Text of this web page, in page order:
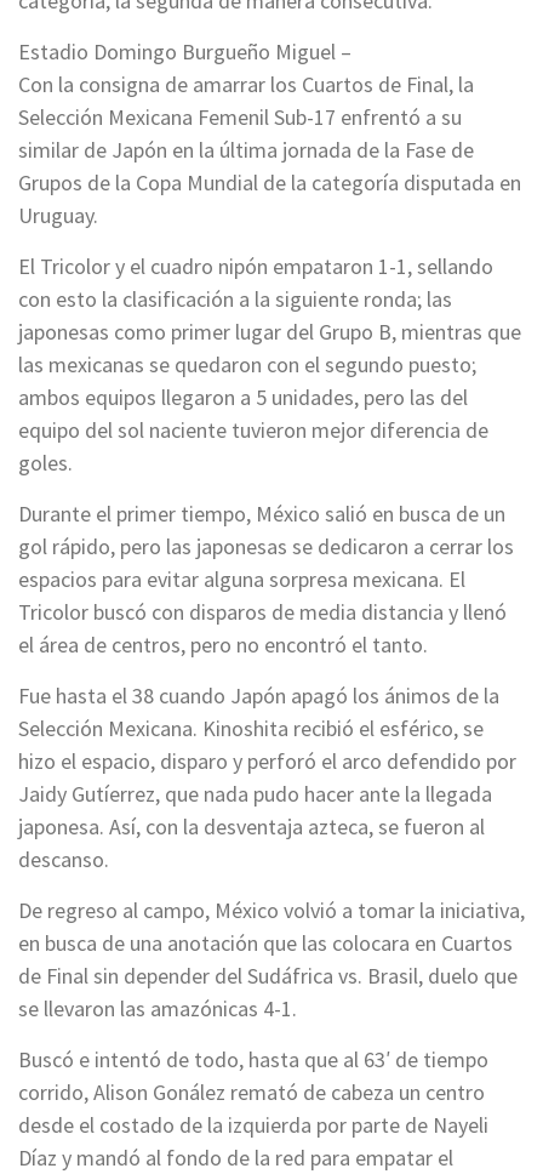
Estadio Domingo Burgueño Miguel –
Con la consigna de amarrar los Cuartos de Final, la
Selección Mexicana Femenil Sub-17 enfrentó a su
similar de Japón en la última jornada de la Fase de
Grupos de la Copa Mundial de la categoría disputada en
Uruguay.
El Tricolor y el cuadro nipón empataron 1-1, sellando
con esto la clasificación a la siguiente ronda; las
japonesas como primer lugar del Grupo B, mientras que
las mexicanas se quedaron con el segundo puesto;
ambos equipos llegaron a 5 unidades, pero las del
equipo del sol naciente tuvieron mejor diferencia de
goles.
Durante el primer tiempo, México salió en busca de un
gol rápido, pero las japonesas se dedicaron a cerrar los
espacios para evitar alguna sorpresa mexicana. El
Tricolor buscó con disparos de media distancia y llenó
el área de centros, pero no encontró el tanto.
Fue hasta el 38 cuando Japón apagó los ánimos de la
Selección Mexicana. Kinoshita recibió el esférico, se
hizo el espacio, disparo y perforó el arco defendido por
Jaidy Gutíerrez, que nada pudo hacer ante la llegada
japonesa. Así, con la desventaja azteca, se fueron al
descanso.
De regreso al campo, México volvió a tomar la iniciativa,
en busca de una anotación que las colocara en Cuartos
de Final sin depender del Sudáfrica vs. Brasil, duelo que
se llevaron las amazónicas 4-1.
Buscó e intentó de todo, hasta que al 63′ de tiempo
corrido, Alison Gonález remató de cabeza un centro
desde el costado de la izquierda por parte de Nayeli
Díaz y mandó al fondo de la red para empatar el